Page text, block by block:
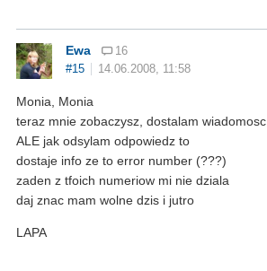
Ewa
16
#15
14.06.2008, 11:58
Monia, Monia
teraz mnie zobaczysz, dostalam wiadomosc,
ALE jak odsylam odpowiedz to
dostaje info ze to error number (???)
zaden z tfoich numeriow mi nie dziala
daj znac mam wolne dzis i jutro
LAPA